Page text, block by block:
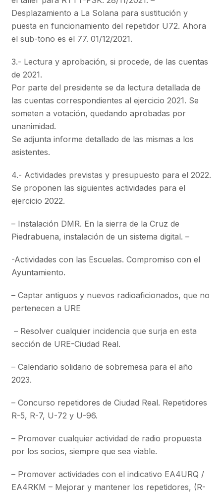
Desplazamiento a La Solana para sustitución y
puesta en funcionamiento del repetidor U72. Ahora
el sub-tono es el 77. 01/12/2021.
3.- Lectura y aprobación, si procede, de las cuentas
de 2021.
Por parte del presidente se da lectura detallada de
las cuentas correspondientes al ejercicio 2021. Se
someten a votación, quedando aprobadas por
unanimidad.
Se adjunta informe detallado de las mismas a los
asistentes.
4.- Actividades previstas y presupuesto para el 2022.
Se proponen las siguientes actividades para el
ejercicio 2022.
– Instalación DMR. En la sierra de la Cruz de
Piedrabuena, instalación de un sistema digital. –
-Actividades con las Escuelas. Compromiso con el
Ayuntamiento.
– Captar antiguos y nuevos radioaficionados, que no
pertenecen a URE
– Resolver cualquier incidencia que surja en esta
sección de URE-Ciudad Real.
– Calendario solidario de sobremesa para el año
2023.
– Concurso repetidores de Ciudad Real. Repetidores
R-5, R-7, U-72 y U-96.
– Promover cualquier actividad de radio propuesta
por los socios, siempre que sea viable.
– Promover actividades con el indicativo EA4URQ /
EA4RKM – Mejorar y mantener los repetidores, (R-